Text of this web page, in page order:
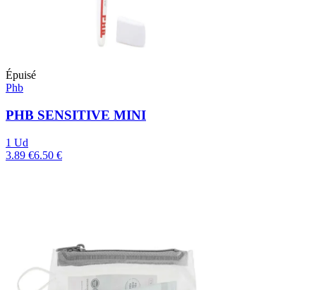
Épuisé
Phb
PHB SENSITIVE MINI
1 Ud
3.89 €6.50 €